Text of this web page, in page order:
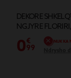
DEKORE
NGJYRE
E GJELBERT DHE
COPE
0€
99
NUK KA